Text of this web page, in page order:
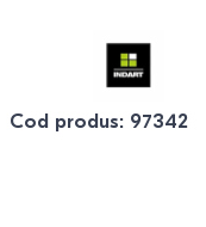
Cod produs: 97342